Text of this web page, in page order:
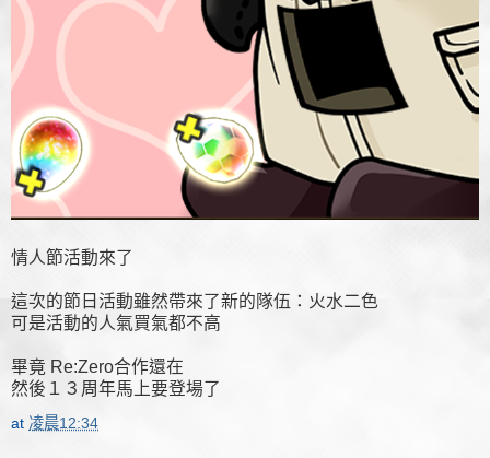
情人節活動來了
這次的節日活動雖然帶來了新的隊伍：火水二色
可是活動的人氣買氣都不高
畢竟 Re:Zero合作還在
然後１３周年馬上要登場了
at 凌晨12:34